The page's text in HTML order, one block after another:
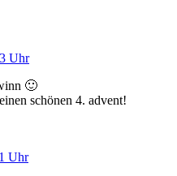
Uhr
🙂
schönen 4. advent!
Uhr